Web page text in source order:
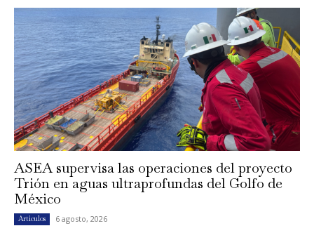
ASEA supervisa las operaciones del proyecto
Trión en aguas ultraprofundas del Golfo de
México
Artículos 6 agosto, 2026